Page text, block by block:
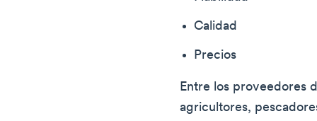
Calidad
Precios
Entre los proveedores
agricultores,